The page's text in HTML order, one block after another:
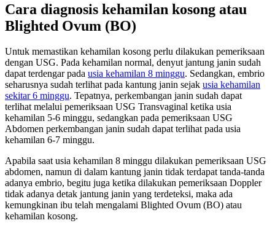
Cara diagnosis kehamilan kosong atau
Blighted Ovum (BO)
Untuk memastikan kehamilan kosong perlu dilakukan pemeriksaan
dengan USG. Pada kehamilan normal, denyut jantung janin sudah
dapat terdengar pada usia kehamilan 8 minggu. Sedangkan, embrio
seharusnya sudah terlihat pada kantung janin sejak usia kehamilan
sekitar 6 minggu. Tepatnya, perkembangan janin sudah dapat
terlihat melalui pemeriksaan USG Transvaginal ketika usia
kehamilan 5-6 minggu, sedangkan pada pemeriksaan USG
Abdomen perkembangan janin sudah dapat terlihat pada usia
kehamilan 6-7 minggu.
Apabila saat usia kehamilan 8 minggu dilakukan pemeriksaan USG
abdomen, namun di dalam kantung janin tidak terdapat tanda-tanda
adanya embrio, begitu juga ketika dilakukan pemeriksaan Doppler
tidak adanya detak jantung janin yang terdeteksi, maka ada
kemungkinan ibu telah mengalami Blighted Ovum (BO) atau
kehamilan kosong.